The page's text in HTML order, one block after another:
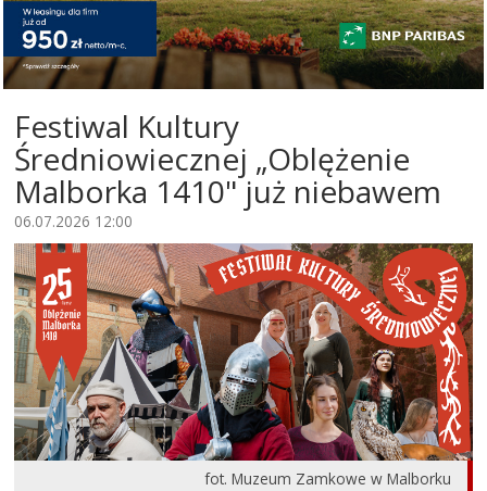
Festiwal Kultury
Średniowiecznej „Oblężenie
Malborka 1410" już niebawem
06.07.2026 12:00
fot. Muzeum Zamkowe w Malborku